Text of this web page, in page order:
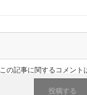
この記事に関するコメント